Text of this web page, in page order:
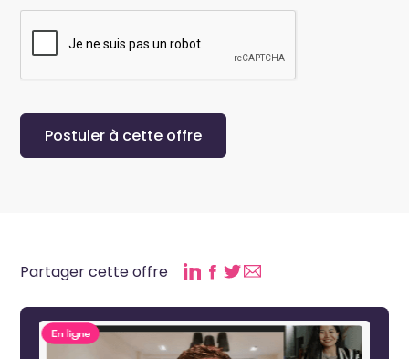
Partager cette offre